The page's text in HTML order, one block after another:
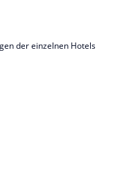
der einzelnen Hotels